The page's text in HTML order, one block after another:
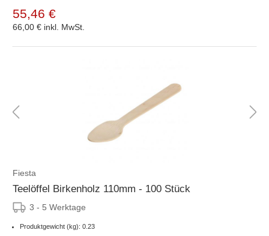
55,46 €
66,00 € inkl. MwSt.
Fiesta
Teelöffel Birkenholz 110mm - 100 Stück
3 - 5 Werktage
Produktgewicht (kg): 0.23